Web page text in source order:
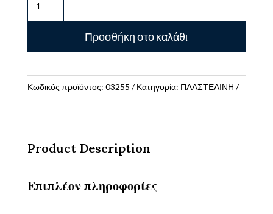
Record
Kids
Τεμαχίων
Προσθήκη στο καλάθι
Κωδικός προϊόντος: 03255 Κατηγορία: ΠΛΑΣΤΕΛΙΝΗ
Product Description
Επιπλέον πληροφορίες